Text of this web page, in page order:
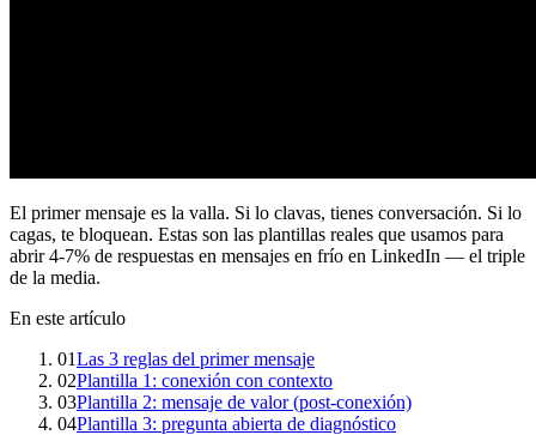
El primer mensaje es la valla. Si lo clavas, tienes conversación. Si lo
cagas, te bloquean. Estas son las plantillas reales que usamos para
abrir 4-7% de respuestas en mensajes en frío en LinkedIn — el triple
de la media.
En este artículo
01Las 3 reglas del primer mensaje
02Plantilla 1: conexión con contexto
03Plantilla 2: mensaje de valor (post-conexión)
04Plantilla 3: pregunta abierta de diagnóstico